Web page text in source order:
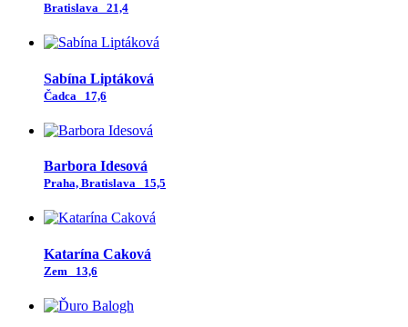
Bratislava 21,4
Sabína Liptáková
Čadca 17,6
Barbora Idesová
Praha, Bratislava 15,5
Katarína Caková
Zem 13,6